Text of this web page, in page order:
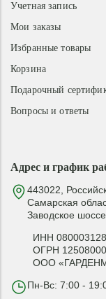
Адрес и график
443022,
Самарская
Заводское
ИНН
ОГРН
ООО
Пн-Вс: 7:00 -
Учетная запись
Мои заказы
Избранные товары
Корзина
Подарочный
Вопросы и ответы